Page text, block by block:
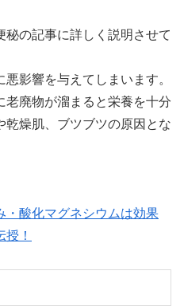
の記事に詳しく説明させて
影響を与えてしまいます。
老廃物が溜まると栄養を十分
乾燥肌、ブツブツの原因とな
・酸化マグネシウムは効果
！